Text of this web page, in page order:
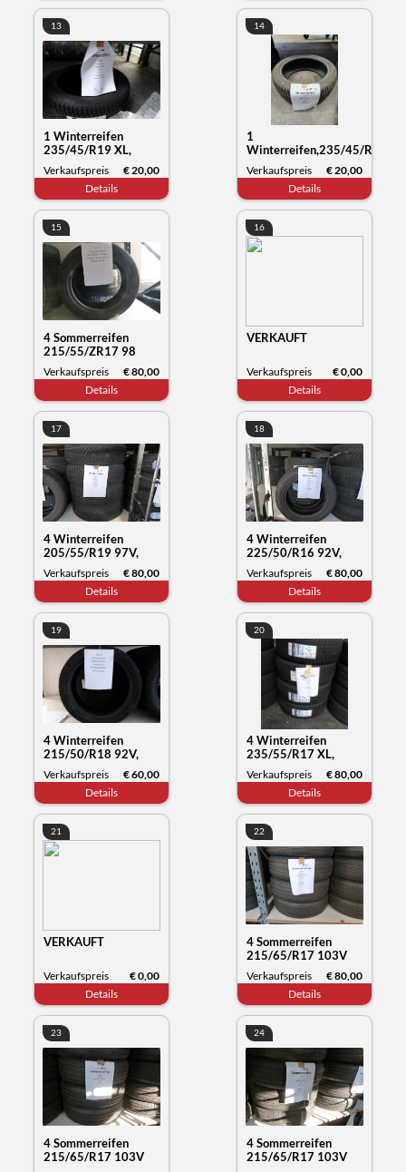
13
1 Winterreifen
235/45/R19 XL,
Kumho Tyre
Wintercraft WP72,
Datum 27/23
Verkaufspreis
€ 20,00
Details
14
1
Winterreifen,235/45/R19
99V XL,Hankook
Winter i*cept, Datum
Verkaufspreis
€ 20,00
Details
15
4 Sommerreifen
215/55/ZR17 98
WXL, Compasal
Blazer UHP2, Datum,
Verkaufspreis
€ 80,00
Details
16
VERKAUFT
Verkaufspreis
€ 0,00
Details
17
4 Winterreifen
205/55/R19 97V,
Yokohama Blue Earth,
Datum 33/23
Verkaufspreis
€ 80,00
Details
18
4 Winterreifen
225/50/R16 92V,
Kumho Tyre Solus 4,
Datum 03/22
Verkaufspreis
€ 80,00
Details
19
4 Winterreifen
215/50/R18 92V,
Kumho Tyre
Wintercraft WB52,
Datum 30/23
Verkaufspreis
€ 60,00
Details
20
4 Winterreifen
235/55/R17 XL,
Kumho Tyre
Wintercraft WP52,
Datum 35/23
Verkaufspreis
€ 80,00
Details
21
VERKAUFT
Verkaufspreis
€ 0,00
Details
22
4 Sommerreifen
215/65/R17 103V
XL, Michelin Primacy,
Datum 12/23
Verkaufspreis
€ 80,00
Details
23
4 Sommerreifen
215/65/R17 103V
24
4 Sommerreifen
215/65/R17 103V